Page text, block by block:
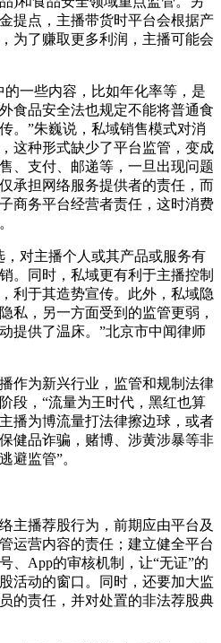
提点，主播带货时平台会根据产
为了赚取更多利润，主播可能会
的一些内容，比如年化率等，是
食品安全法也规定不能将普通食
。”朱巍说，私域销售模式对消
这种形式缺少了平台监管，变成
、支付、邮递等，一旦出现问题
承担网络服务提供者的责任，而
商务平台经营者责任，这时消费
，对主播个人或其产品或服务有
。同时，私域更有利于主播控制
利于其造势宣传。此外，私域隐
私，另一方面受到的监管更弱，
提供了温床。”北京市中闻律师
作为新兴行业，监管和规制法律
段，“流量为王时代，黑红也算
播为博流量打法律擦边球，或者
健品诈骗，赌博、涉黄涉暴等非
避监管”。
主播荐股行为，前期应由平台及
运营内容的责任；建立健全平台
、App的审核机制，让“无证”的
活动的窗口。同时，还要加大监
的责任，并对处置的非法荐股典